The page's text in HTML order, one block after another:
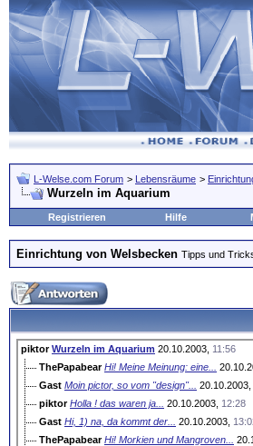
L-Welse.com Forum > Lebensräume >
Wurzeln im Aquarium
Registrieren Hilfe
Einrichtung von Welsbecken Tipps und
piktor Wurzeln im Aquarium 20.10.2003, 11:56
ThePapabear Hi! Meine Meinung: eine...
Gast Moin pictor, so vom "design"... 20.10.2003,
piktor Holla ! das waren ja... 20.10.2003, 12:28
Gast Hi, 1) na, da kommt der... 20.10.2003,
ThePapabear Hi! Morkien und Mangroven...